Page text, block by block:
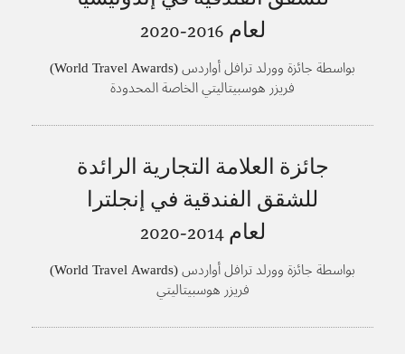
لعام2016-2020
بواسطة جائزة وورلد ترافل أواردس (World Travel Awards)
فريزر هوسبيتاليتي الخاصة المحدودة
جائزة العلامة التجارية الرائدة
للشقق الفندقية في إنجلترا
لعام2014-2020
بواسطة جائزة وورلد ترافل أواردس (World Travel Awards)
فريزر هوسبيتاليتي